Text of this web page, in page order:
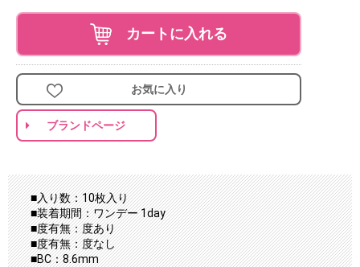
カートに入れる
お気に入り
ブランドページ
■入り数：10枚入り
■装着期間：ワンデー 1day
■度有無：度あり
■度有無：度なし
■BC：8.6mm